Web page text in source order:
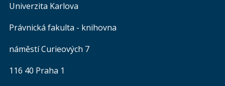
Univerzita Karlova
Právnická fakulta - knihovna
náměstí Curieových 7
116 40 Praha 1